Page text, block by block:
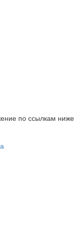
по ссылкам ниже